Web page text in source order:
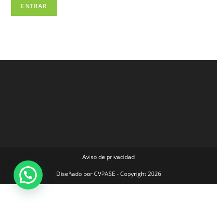
Aviso de privacidad
Diseñado porCVPASE - Copyright 2026